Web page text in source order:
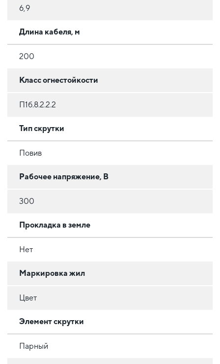
6,9
Длина кабеля, м
200
Класс огнестойкости
П1б.8.2.2.2
Тип скрутки
Повив
Рабочее напряжение, В
300
Прокладка в земле
Нет
Маркировка жил
Цвет
Элемент скрутки
Парный